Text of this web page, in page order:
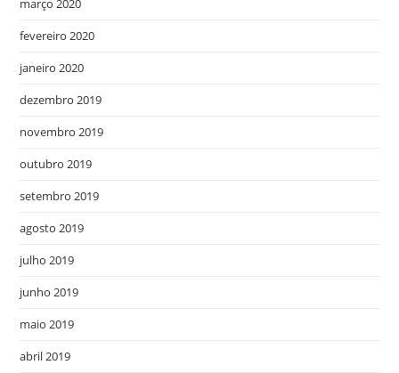
março 2020
fevereiro 2020
janeiro 2020
dezembro 2019
novembro 2019
outubro 2019
setembro 2019
agosto 2019
julho 2019
junho 2019
maio 2019
abril 2019